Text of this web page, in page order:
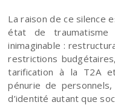
La raison de ce silence
état de traumatisme
inimaginable :
restrictions
tarification à la T2A
pénurie de
d’identité autant que